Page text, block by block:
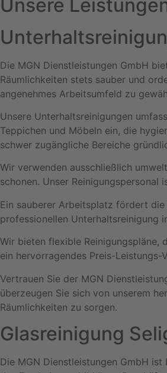
Unsere
Die MGN Dienstleistungen GmbH
Räumlichkeiten stets sauber und
angenehmes Arbeitsumfeld zu
Unsere Unterhaltsreinigungen
Teppichen und Möbeln ein, die
schwer zugängliche Bereiche
Wir verwenden ausschließlich
schonen. Unser
Ein sauberer Arbeitsplatz fördert
professionellen Unterhaltsreinigung
Wir bieten flexible Reinigungspläne,
ein hervorragendes Preis-Leistungs-
Vertrauen Sie der MGN
überzeugen Sie sich von unserem
Räumlichkeiten zu sorgen.
Glasreinigung
Die MGN Dienstleistungen GmbH